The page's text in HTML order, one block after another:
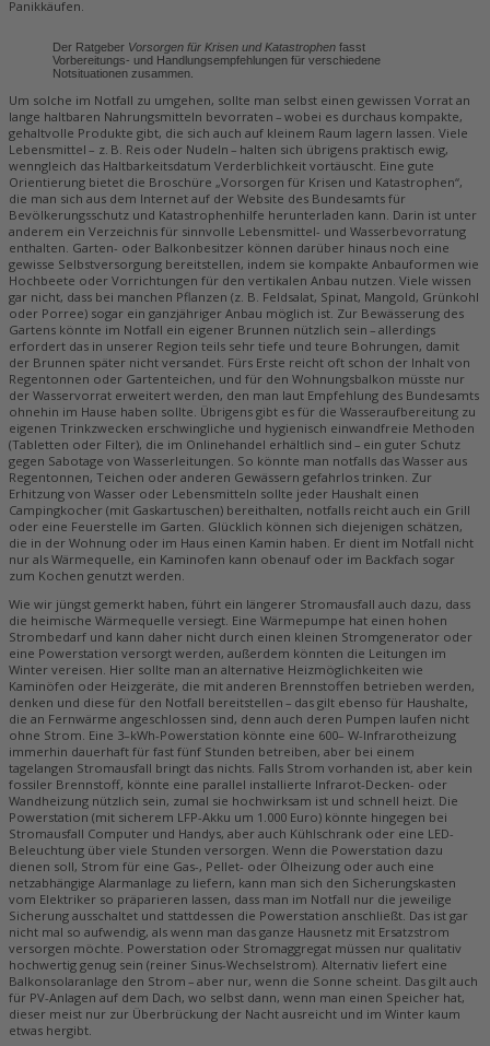
Panikkäufen.
Der Ratgeber Vorsorgen für Krisen und Katastrophen fasst
Vorbereitungs- und Handlungsempfehlungen für verschiedene
Notsituationen zusammen.
Um solche im Notfall zu umgehen, sollte man selbst einen gewissen Vorrat an
lange haltbaren Nahrungsmitteln bevorraten – wobei es durchaus kompakte,
gehaltvolle Produkte gibt, die sich auch auf kleinem Raum lagern lassen. Viele
Lebensmittel – z. B. Reis oder Nudeln – halten sich übrigens praktisch ewig,
wenngleich das Haltbarkeitsdatum Verderblichkeit vortäuscht. Eine gute
Orientierung bietet die Broschüre „Vorsorgen für Krisen und Katastrophen“,
die man sich aus dem Internet auf der Website des Bundesamts für
Bevölkerungsschutz und Katastrophenhilfe herunterladen kann. Darin ist unter
anderem ein Verzeichnis für sinnvolle Lebensmittel- und Wasserbevorratung
enthalten. Garten- oder Balkonbesitzer können darüber hinaus noch eine
gewisse Selbstversorgung bereitstellen, indem sie kompakte Anbauformen wie
Hochbeete oder Vorrichtungen für den vertikalen Anbau nutzen. Viele wissen
gar nicht, dass bei manchen Pflanzen (z. B. Feldsalat, Spinat, Mangold, Grünkohl
oder Porree) sogar ein ganzjähriger Anbau möglich ist. Zur Bewässerung des
Gartens könnte im Notfall ein eigener Brunnen nützlich sein – allerdings
erfordert das in unserer Region teils sehr tiefe und teure Bohrungen, damit
der Brunnen später nicht versandet. Fürs Erste reicht oft schon der Inhalt von
Regentonnen oder Gartenteichen, und für den Wohnungsbalkon müsste nur
der Wasservorrat erweitert werden, den man laut Empfehlung des ­Bundesamts
ohnehin im Hause haben sollte. Übrigens gibt es für die Wasseraufbereitung zu
eigenen Trinkzwecken erschwingliche und hygienisch einwandfreie Methoden
(Tabletten oder Filter), die im Onlinehandel erhältlich sind – ein guter Schutz
gegen Sabotage von Wasserleitungen. So könnte man notfalls das Wasser aus
Regentonnen, Teichen oder anderen Gewässern gefahrlos trinken. Zur
Erhitzung von Wasser oder Lebensmitteln sollte jeder Haushalt einen
Campingkocher (mit Gaskartuschen) bereithalten, notfalls reicht auch ein Grill
oder eine Feuerstelle im Garten. Glücklich können sich diejenigen schätzen,
die in der Wohnung oder im Haus einen Kamin haben. Er dient im Notfall nicht
nur als Wärmequelle, ein Kaminofen kann obenauf oder im Backfach sogar
zum Kochen genutzt werden.
Wie wir jüngst gemerkt haben, führt ein längerer Stromausfall auch dazu, dass
die heimische Wärmequelle versiegt. Eine Wärmepumpe hat einen hohen
Strombedarf und kann daher nicht durch einen kleinen Stromgenerator oder
eine Powerstation versorgt werden, außerdem könnten die Leitungen im
Winter vereisen. Hier sollte man an alternative Heizmöglichkeiten wie
Kaminöfen oder Heizgeräte, die mit anderen Brennstoffen betrieben werden,
denken und diese für den Notfall bereitstellen – das gilt ebenso für Haushalte,
die an Fernwärme angeschlossen sind, denn auch deren Pumpen laufen nicht
ohne Strom. Eine 3–kWh-Powerstation könnte eine 600– W-Infrarotheizung
immerhin dauerhaft für fast fünf Stunden betreiben, aber bei einem
tagelangen Stromausfall bringt das nichts. Falls Strom vorhanden ist, aber kein
fossiler Brennstoff, könnte eine parallel installierte Infrarot-Decken- oder
Wandheizung nützlich sein, zumal sie hochwirksam ist und schnell heizt. Die
Powerstation (mit sicherem LFP-Akku um 1.000 Euro) könnte hingegen bei
Stromausfall Computer und Handys, aber auch Kühlschrank oder eine LED-
Beleuchtung über viele Stunden versorgen. Wenn die Powerstation dazu
dienen soll, Strom für eine Gas-, Pellet- oder Ölheizung oder auch eine
netzabhängige Alarmanlage zu liefern, kann man sich den Sicherungskasten
vom Elektriker so präparieren lassen, dass man im Notfall nur die jeweilige
Sicherung ausschaltet und stattdessen die Powerstation anschließt. Das ist gar
nicht mal so aufwendig, als wenn man das ganze Hausnetz mit Ersatzstrom
versorgen möchte. Powerstation oder Stromaggregat müssen nur qualitativ
hochwertig genug sein (reiner Sinus-Wechselstrom). Alternativ liefert eine
Balkonsolaranlage den Strom – aber nur, wenn die Sonne scheint. Das gilt auch
für PV-Anlagen auf dem Dach, wo selbst dann, wenn man einen Speicher hat,
dieser meist nur zur Überbrückung der Nacht ausreicht und im Winter kaum
etwas hergibt.